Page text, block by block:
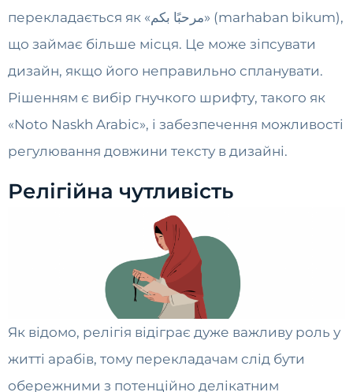
перекладається як «مرحبًا بكم» (marhaban bikum),
що займає більше місця. Це може зіпсувати
дизайн, якщо його неправильно спланувати.
Рішенням є вибір гнучкого шрифту, такого як
«Noto Naskh Arabic», і забезпечення можливості
регулювання довжини тексту в дизайні.
Релігійна чутливість
Як відомо, релігія відіграє дуже важливу роль у
житті арабів, тому перекладачам слід бути
обережними з потенційно делікатним